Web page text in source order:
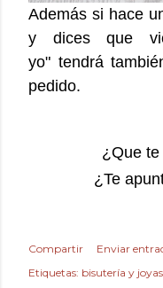
Además si hace
y dices que
yo" tendrá
pedido.
¿Que
¿Te
Compartir
Enviar
Etiquetas: bisutería y joyas